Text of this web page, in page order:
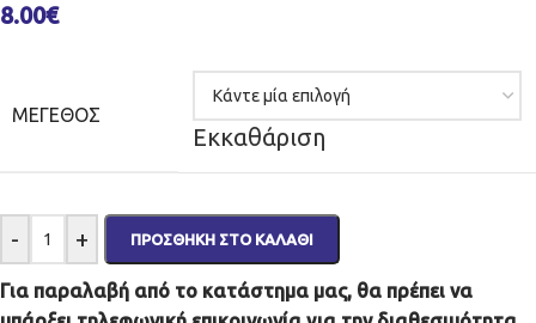
8.00€
ΜΈΓΕΘΟΣ
Εκκαθάριση
- + ΠΡΟΣΘΉΚΗ ΣΤΟ ΚΑΛΆΘΙ
Για παραλαβή από το κατάστημα μας, θα πρέπει να